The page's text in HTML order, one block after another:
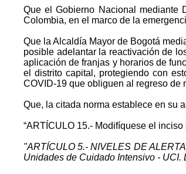
Que el Gobierno Nacional mediante
Colombia, en el marco de la
Que la Alcaldía Mayor de Bogotá
posible adelantar la reactivación de
aplicación de franjas y horarios de
el distrito capital, protegiendo con
COVID-19 que obliguen al regreso de
Que, la citada norma establece en su
“ARTÍCULO 15.- Modifíquese el
"ARTÍCULO 5.- NIVELES DE
Unidades de Cuidado Intensivo -